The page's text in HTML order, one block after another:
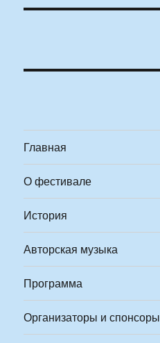
Главная
О фестивале
История
Авторская музыка
Программа
Организаторы и спонсоры